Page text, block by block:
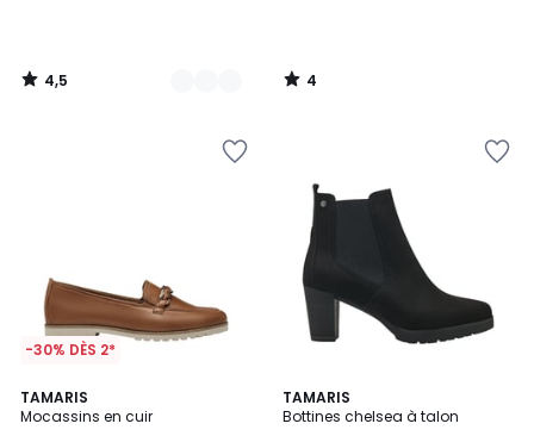
4,5
/
4
/
-30% DÈS 2*
TAMARIS
Mocassins en cuir
4,5
/ 5
3
Couleurs
TAMARIS
Bottines chelsea à talon
4,3
/ 5